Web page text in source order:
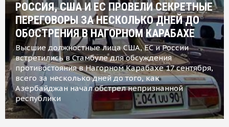
РОССИЯ, США И ЕС ПРОВЕЛИ СЕКРЕТНЫЕ
ПЕРЕГОВОРЫ ЗА НЕСКОЛЬКО ДНЕЙ ДО
ОБОСТРЕНИЯ В НАГОРНОМ КАРАБАХЕ
Высшие должностные лица США, ЕС и России
встретились в Стамбуле для обсуждения
противостояния в Нагорном Карабахе 17 сентября,
всего за несколько дней до того, как
Азербайджан начал обстрел непризнанной
республики